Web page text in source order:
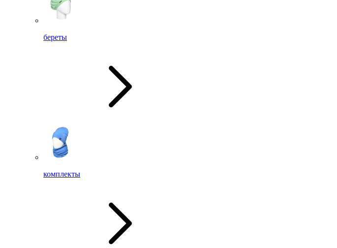
береты
комплекты